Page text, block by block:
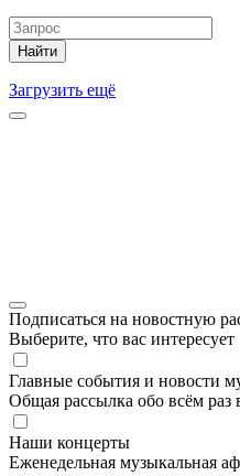
Найти
Загрузить ещё
Подписаться на новостную
Выберите, что вас интересует
Главные события и новости
Общая рассылка обо всём раз
Наши концерты
Еженедельная музыкальная